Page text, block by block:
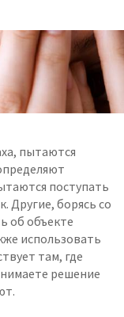
пытаются
поступать
Другие, борясь со
об объекте
использовать
там, где
решение